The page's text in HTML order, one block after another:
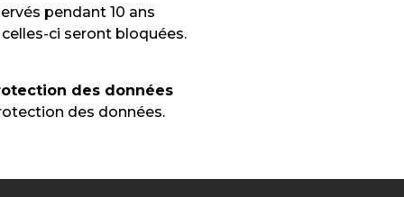
pendant 10 ans
ci seront bloquées.
des données
des données.